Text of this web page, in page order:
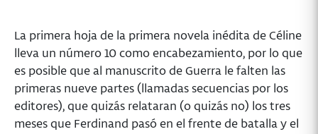
La primera hoja de la primera novela inédita de Céline
lleva un número 10 como encabezamiento, por lo que
es posible que al manuscrito de Guerra le falten las
primeras nueve partes (llamadas secuencias por los
editores), que quizás relataran (o quizás no) los tres
meses que Ferdinand pasó en el frente de batalla y el